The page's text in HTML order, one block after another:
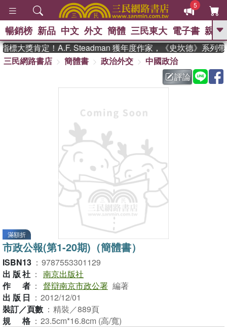
5
GO
熱搜： 東野圭吾 、 高希均教授回憶錄
父親節 、 如果歷
暑期推薦 、 國際布克
偉大的迷走神經
暢銷榜 新品 中文 外文 簡體 三民東大 電子書 親子
大獎肯定！A.F. Steadman 獲年度作家，《史坎德》系列帶
三民網路書店
簡體書 政治外交
中國政治
評論
滿額折
市政公報(第1-20期)（簡體書）
ISBN13 ： 9787553301129
出版社 ： 南京出版社
作者 ： 督辯南京市政公署 編著
出版日 ： 2012/12/01
裝訂／頁數 ： 精裝／889頁
規格 ： 23.5cm*16.8cm (高/寬)